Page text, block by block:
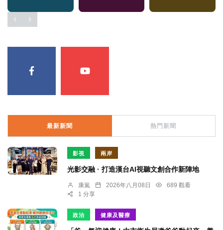
最新新聞 熱門新聞
影視 兩岸
光影交融 · 打造漢台AI視聽文創合作新陣地
康嵐 2026年八月08日
689 觀看
1 分享
政治 健康及醫療